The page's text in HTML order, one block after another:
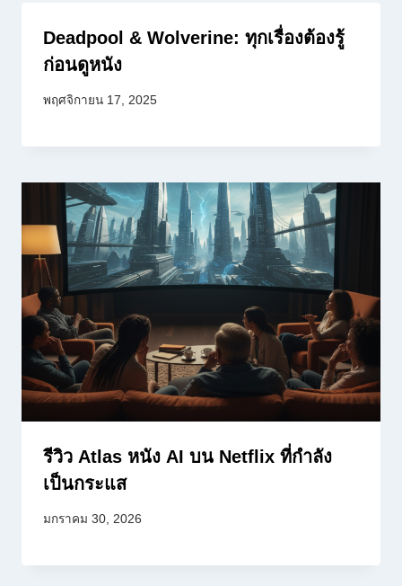
Deadpool & Wolverine: ทุกเรื่องต้องรู้
ก่อนดูหนัง
พฤศจิกายน 17, 2025
รีวิว Atlas หนัง AI บน Netflix ที่กำลัง
เป็นกระแส
มกราคม 30, 2026